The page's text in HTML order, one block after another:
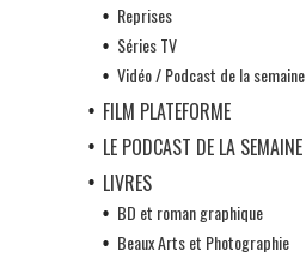
Reprises
Séries TV
Vidéo / Podcast de la semaine
FILM PLATEFORME
LE PODCAST DE LA SEMAINE
LIVRES
BD et roman graphique
Beaux Arts et Photographie